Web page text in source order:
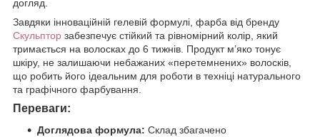
догляд.
Завдяки інноваційній гелевій формулі, фарба від бренду
Скульптор забезпечує стійкий та рівномірний колір, який
тримається на волосках до 6 тижнів. Продукт м’яко тонує
шкіру, не залишаючи небажаних «перетемнених» волосків,
що робить його ідеальним для роботи в техніці натурального
та графічного фарбування.
Переваги:
Доглядова формула: Склад збагачено